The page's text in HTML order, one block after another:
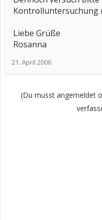
Kontrolluntersuchung
Liebe Grüße
Rosanna
21. April 2006
(Du musst angemeldet